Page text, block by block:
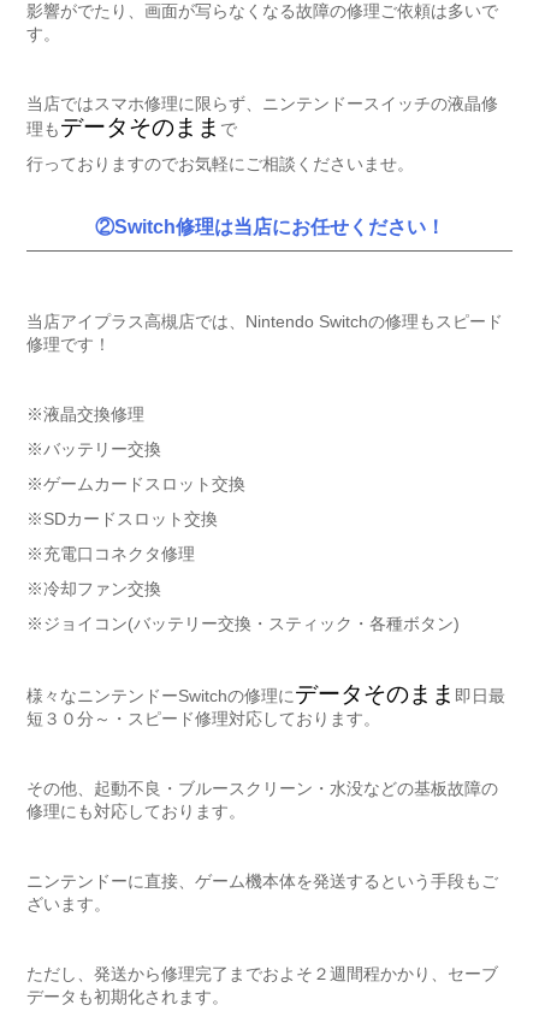
影響がでたり、画面が写らなくなる故障の修理ご依頼は多いで
す。
当店ではスマホ修理に限らず、ニンテンドースイッチの液晶修
理もデータそのまま で
行っておりますのでお気軽にご相談くださいませ。
②Switch修理は当店にお任せください！
当店アイプラス高槻店では、Nintendo Switchの修理もスピード
修理です！
※液晶交換修理
※バッテリー交換
※ゲームカードスロット交換
※SDカードスロット交換
※充電口コネクタ修理
※冷却ファン交換
※ジョイコン(バッテリー交換・スティック・各種ボタン)
様々なニンテンドーSwitchの修理にデータそのまま 即日最
短３０分～・スピード修理対応しております。
その他、起動不良・ブルースクリーン・水没などの基板故障の
修理にも対応しております。
ニンテンドーに直接、ゲーム機本体を発送するという手段もご
ざいます。
ただし、発送から修理完了までおよそ２週間程かかり、セーブ
データも初期化されます。